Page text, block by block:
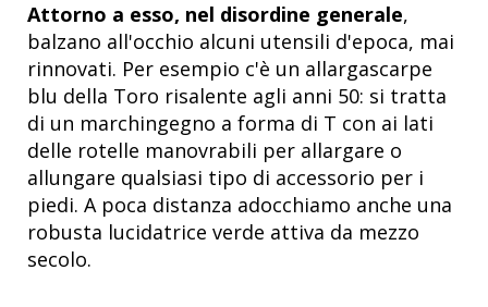
Attorno a esso, nel disordine generale,
balzano all'occhio alcuni utensili d'epoca, mai
rinnovati. Per esempio c'è un allargascarpe
blu della Toro risalente agli anni 50: si tratta
di un marchingegno a forma di T con ai lati
delle rotelle manovrabili per allargare o
allungare qualsiasi tipo di accessorio per i
piedi. A poca distanza adocchiamo anche una
robusta lucidatrice verde attiva da mezzo
secolo.